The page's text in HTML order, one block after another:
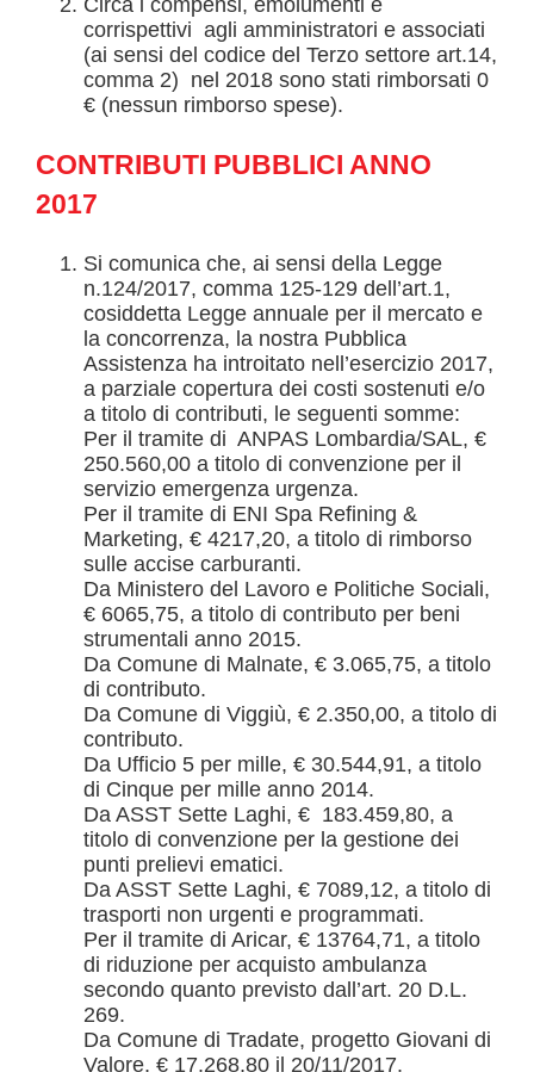
Circa i compensi, emolumenti e
corrispettivi agli amministratori e associati
(ai sensi del codice del Terzo settore art.14,
comma 2) nel 2018 sono stati rimborsati 0
€ (nessun rimborso spese).
CONTRIBUTI PUBBLICI ANNO
2017
Si comunica che, ai sensi della Legge
n.124/2017, comma 125-129 dell’art.1,
cosiddetta Legge annuale per il mercato e
la concorrenza, la nostra Pubblica
Assistenza ha introitato nell’esercizio 2017,
a parziale copertura dei costi sostenuti e/o
a titolo di contributi, le seguenti somme:
Per il tramite di ANPAS Lombardia/SAL, €
250.560,00 a titolo di convenzione per il
servizio emergenza urgenza.
Per il tramite di ENI Spa Refining &
Marketing, € 4217,20, a titolo di rimborso
sulle accise carburanti.
Da Ministero del Lavoro e Politiche Sociali,
€ 6065,75, a titolo di contributo per beni
strumentali anno 2015.
Da Comune di Malnate, € 3.065,75, a titolo
di contributo.
Da Comune di Viggiù, € 2.350,00, a titolo di
contributo.
Da Ufficio 5 per mille, € 30.544,91, a titolo
di Cinque per mille anno 2014.
Da ASST Sette Laghi, € 183.459,80, a
titolo di convenzione per la gestione dei
punti prelievi ematici.
Da ASST Sette Laghi, € 7089,12, a titolo di
trasporti non urgenti e programmati.
Per il tramite di Aricar, € 13764,71, a titolo
di riduzione per acquisto ambulanza
secondo quanto previsto dall’art. 20 D.L.
269.
Da Comune di Tradate, progetto Giovani di
Valore, € 17.268,80 il 20/11/2017.